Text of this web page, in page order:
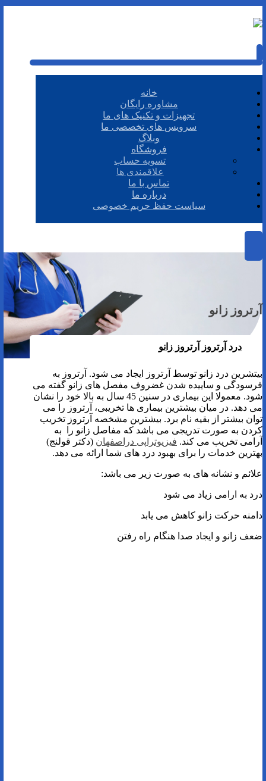
خانه
مشاوره رایگان
تجهیزات و تکنیک های ما
سرویس های تخصصی ما
وبلاگ
فروشگاه
تسویه حساب
علاقمندی ها
تماس با ما
درباره ما
سیاست حفظ حریم خصوصی
آرتروز زانو
درد آرتروز آرتروز زانو
بیتشرین درد زانو توسط آرتروز ایجاد می شود. آرتروز به
فرسودگی و ساییده شدن غضروف مفصل های زانو گفته می
شود. معمولا این بیماری در سنین 45 سال به بالا خود را نشان
می دهد. در میان بیشترین بیماری ها تخریبی، آرتروز را می
توان بیشتر از بقیه نام برد. بیشترین مشخصه آرتروز تخریب
کردن به صورت تدریجی می باشد که مفاصل زانو را به
آرامی تخریب می کند. فیزیوتراپی دراصفهان (دکتر قولنج)
بهترین خدمات را برای بهبود درد های شما ارائه می دهد.
علائم و نشانه های به صورت زیر می باشد:
درد به ارامی زیاد می شود
دامنه حرکت زانو کاهش می یابد
ضعف زانو و ایجاد صدا هنگام راه رفتن